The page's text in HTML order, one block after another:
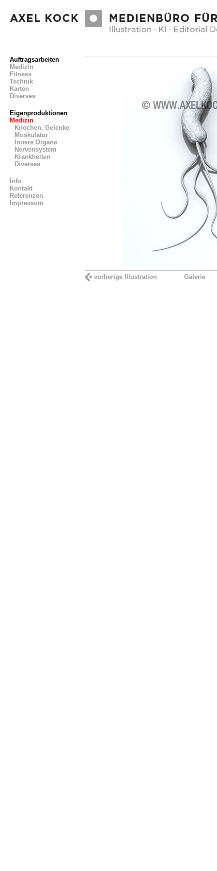
Auftragsarbeiten
Medizin
Fitness
Technik
Karten
Diverses
Eigenproduktionen
Medizin
Knochen, Gelenke
Muskulatur
Innere Organe
Nervensystem
Krankheiten
Diverses
Info
Kontakt
Referenzen
Impressum
vorherige Illustration Galerie